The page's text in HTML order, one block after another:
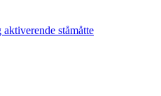
aktiverende ståmåtte